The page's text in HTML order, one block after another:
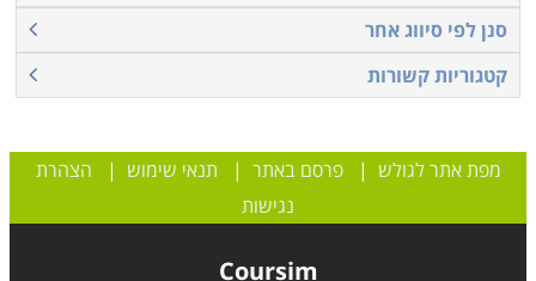
סנן לפי סיווג אחר
קטגוריות קשורות
מפת אתר לגולש |פרסם באתר | תנאי שימוש | הצהרת
נגישות
Coursim